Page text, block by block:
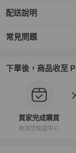
配送說明
常見問題
下單後，商品收至
買家完成購買
收貨至驗證中心